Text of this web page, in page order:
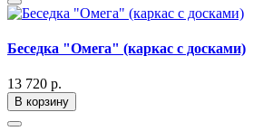
Беседка "Омега" (каркас с досками)
13 720 р.
В корзину